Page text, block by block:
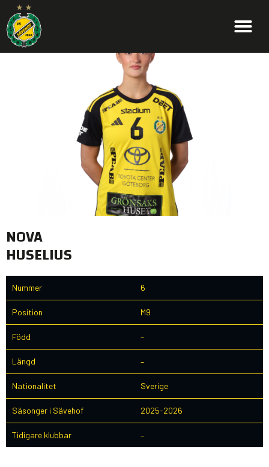
NOVA
HUSELIUS
Nummer 6
Position M9
Född –
Längd –
Nationalitet Sverige
Säsonger i Sävehof 2025-2026
Tidigare klubbar –